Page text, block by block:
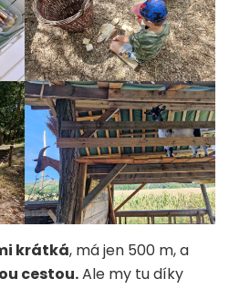
krátká, má jen 500 m, a
cestou.Ale my tu díky